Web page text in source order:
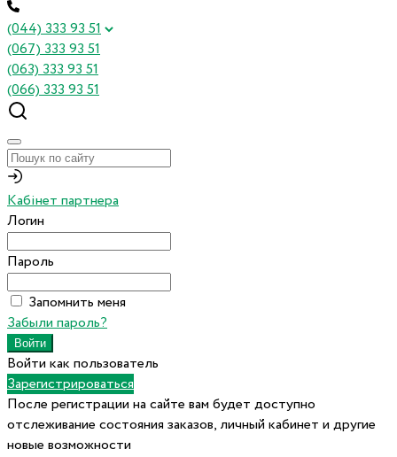
(044) 333 93 51
(067) 333 93 51
(063) 333 93 51
(066) 333 93 51
Кабінет партнера
Логин
Пароль
Запомнить меня
Забыли пароль?
Войти как пользователь
Зарегистрироваться
После регистрации на сайте вам будет доступно
отслеживание состояния заказов, личный кабинет и другие
новые возможности